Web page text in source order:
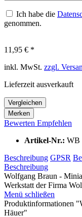
Ich habe die
genommen.
11,95 € *
inkl. MwSt. zzgl.
Lieferzeit ausverkauft
Vergleichen
Merken
Bewerten Empfehlen
Artikel-Nr.: WB
Beschreibung GPSR
Beschreibung
Wolfgang Braun -
Werkstatt der Firma
Menü schließen
Produktinformationen
Häuer"